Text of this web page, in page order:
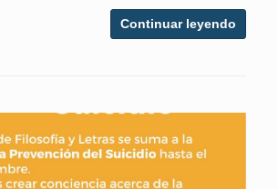
Continuar leyendo